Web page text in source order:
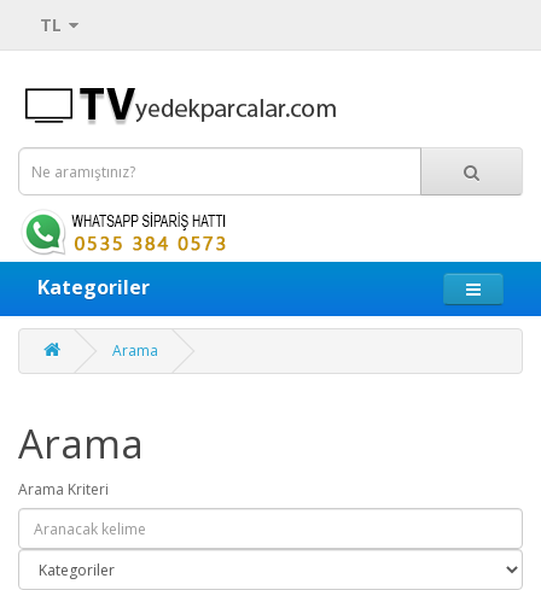
TL
Kategoriler
Arama
Arama
Arama Kriteri